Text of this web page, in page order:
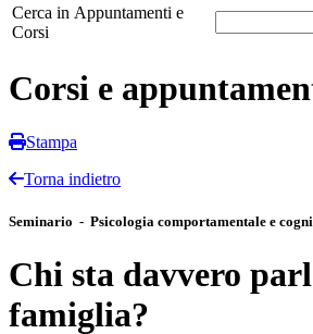
Cerca in Appuntamenti e
Corsi
Corsi e
Stampa
Torna indietro
Seminario - Psicologia comportamentale e
Chi sta davvero
famiglia?